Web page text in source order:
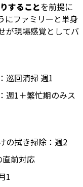
することを前提に
にファミリーと単身
が現場感覚としてバ
巡回清掃 週1
週1＋繁忙期のみス
の拭き掃除：週2
直前対応
1